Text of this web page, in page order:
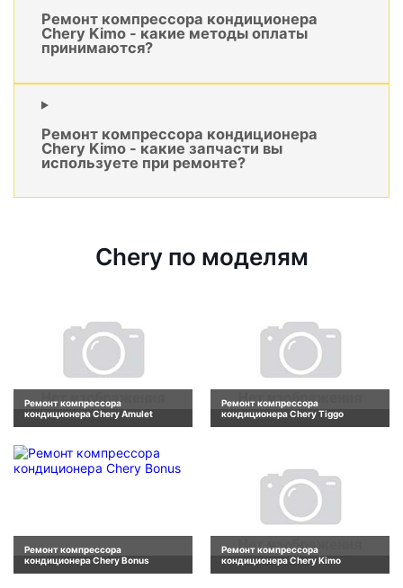
Ремонт компрессора кондиционера
Chery Kimo - какие методы оплаты
принимаются?
Ремонт компрессора кондиционера
Chery Kimo - какие запчасти вы
используете при ремонте?
Chery по моделям
Ремонт компрессора
кондиционера Chery Amulet
Ремонт компрессора
кондиционера Chery Tiggo
Ремонт компрессора
кондиционера Chery Bonus
Ремонт компрессора
кондиционера Chery Kimo